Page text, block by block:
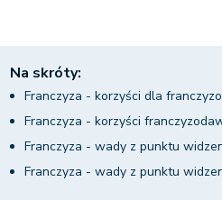
Na skróty:
Franczyza - korzyści dla
Franczyza - korzyści
Franczyza - wady z punktu
Franczyza - wady z punktu